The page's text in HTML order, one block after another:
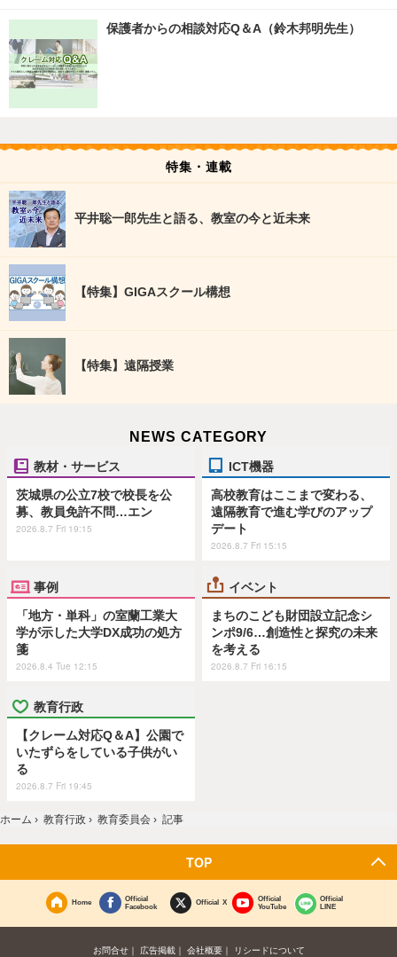
保護者からの相談対応Q＆A（鈴木邦明先生）
特集・連載
平井聡一郎先生と語る、教室の今と近未来
【特集】GIGAスクール構想
【特集】遠隔授業
NEWS CATEGORY
教材・サービス
茨城県の公立7校で校長を公
募、教員免許不問…エン
2026.8.7 Fri 19:15
ICT機器
高校教育はここまで変わる、
遠隔教育で進む学びのアップ
デート
2026.8.7 Fri 15:15
事例
「地方・単科」の室蘭工業大
学が示した大学DX成功の処方
箋
2026.8.4 Tue 12:15
イベント
まちのこども財団設立記念シ
ンポ9/6…創造性と探究の未来
を考える
2026.8.7 Fri 16:15
教育行政
【クレーム対応Q＆A】公園で
いたずらをしている子供がい
る
2026.8.7 Fri 19:45
ホーム › 教育行政 › 教育委員会 › 記事
TOP
Home
Official
Facebook
Official X
Official
YouTube
Official
LINE
お問合せ 広告掲載 会社概要 リシードについて